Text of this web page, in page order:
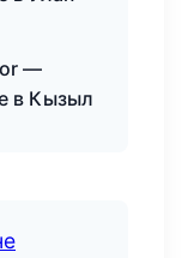
—
в Кызыл